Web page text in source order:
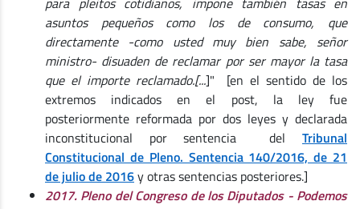
asuntos pequeños como los de consumo, que
directamente -como usted muy bien sabe, señor
ministro- disuaden de reclamar por ser mayor la tasa
que el importe reclamado.[...]" [en el sentido de los
extremos indicados en el post, la ley fue
posteriormente reformada por dos leyes y declarada
inconstitucional por sentencia del Tribunal
Constitucional de Pleno. Sentencia 140/2016, de 21
de julio de 2016y otras sentencias posteriores.]
2017. Pleno del Congreso de los Diputados - Podemos